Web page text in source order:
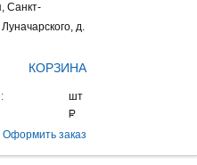
Санкт-
д.
КОРЗИНА
Оформить заказ